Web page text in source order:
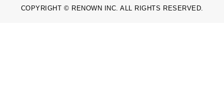
COPYRIGHT © RENOWN INC. ALL RIGHTS RESERVED.